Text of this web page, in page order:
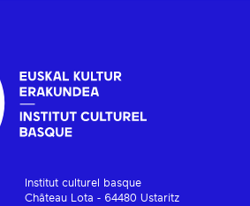
Institut culturel basque
Château Lota - 64480 Ustaritz